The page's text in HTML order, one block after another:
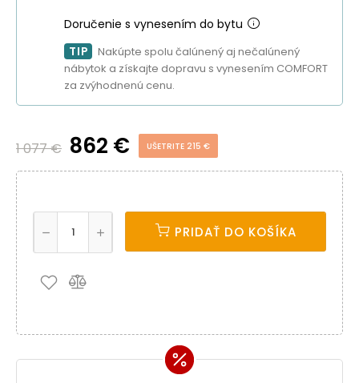
Doručenie s vynesením do bytu
TIP
Nakúpte spolu čalúnený aj nečalúnený
nábytok a získajte dopravu s vynesením COMFORT
za zvýhodnenú cenu.
1 077 € 862 € UŠETRITE 215 €
PRIDAŤ DO KOŠÍKA